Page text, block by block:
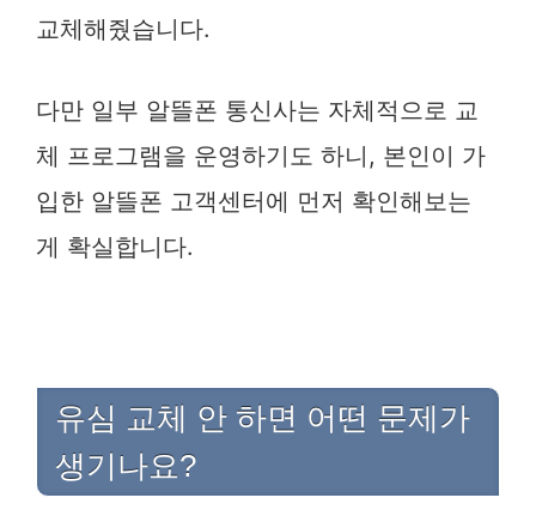
교체해줬습니다.
다만 일부 알뜰폰 통신사는 자체적으로 교
체 프로그램을 운영하기도 하니, 본인이 가
입한 알뜰폰 고객센터에 먼저 확인해보는
게 확실합니다.
유심 교체 안 하면 어떤 문제가
생기나요?